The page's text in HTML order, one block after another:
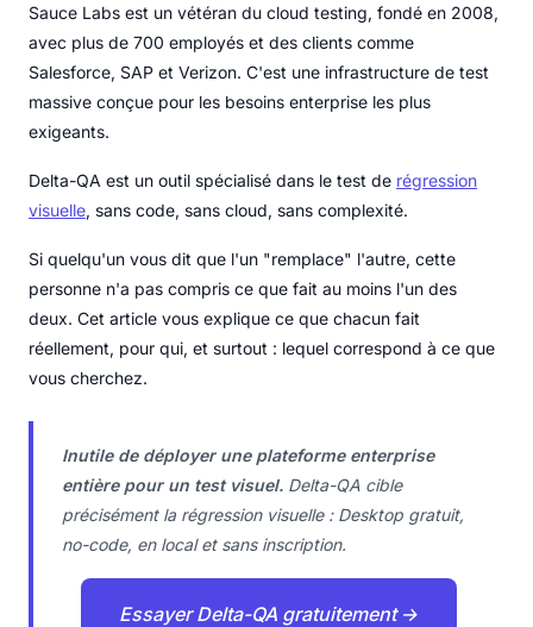
Sauce Labs est un vétéran du cloud testing, fondé en 2008,
avec plus de 700 employés et des clients comme
Salesforce, SAP et Verizon. C'est une infrastructure de test
massive conçue pour les besoins enterprise les plus
exigeants.
Delta-QA est un outil spécialisé dans le test de régression
visuelle, sans code, sans cloud, sans complexité.
Si quelqu'un vous dit que l'un "remplace" l'autre, cette
personne n'a pas compris ce que fait au moins l'un des
deux. Cet article vous explique ce que chacun fait
réellement, pour qui, et surtout : lequel correspond à ce que
vous cherchez.
Inutile de déployer une plateforme enterprise
entière pour un test visuel. Delta-QA cible
précisément la régression visuelle : Desktop gratuit,
no-code, en local et sans inscription.
Essayer Delta-QA gratuitement →